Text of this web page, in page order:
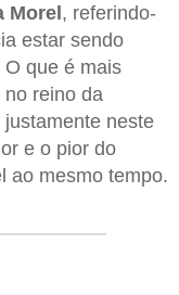
Morel, referindo-
estar sendo
que é mais
reino da
neste
e o pior do
ao mesmo tempo.